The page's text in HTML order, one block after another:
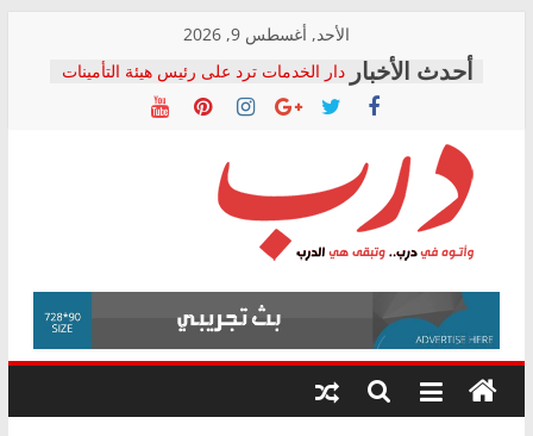
content
الأحد, أغسطس 9, 2026
دار الخدمات ترد على رئيس هيئة التأمينات
بعد مؤتمره الصحفي: إنكار الأزمة لا ينهي
معاناة أصحاب المعاشات.. ونطالب بكشف
فرحات سليمان يكتب: القطاع الصحي إلى
أين؟
حزب التحالف الشعبي يطلق لجنة “الحق
في الصحة” بالإسكندرية لرصد الانتهاكات
ودعم المرضى
الوزاري لمدينة الصحفيين.. وانتهاء أعمال
إنشاء المبنى الإداري
المجلس القومي لحقوق الإنسان يعلن
متابعة قضية الدكتور محمد زهران.. ويؤكد:
قرينة البراءة وضمانات المحاكمة العادلة
درب
وأتوه
درب..
وتبقى
هي